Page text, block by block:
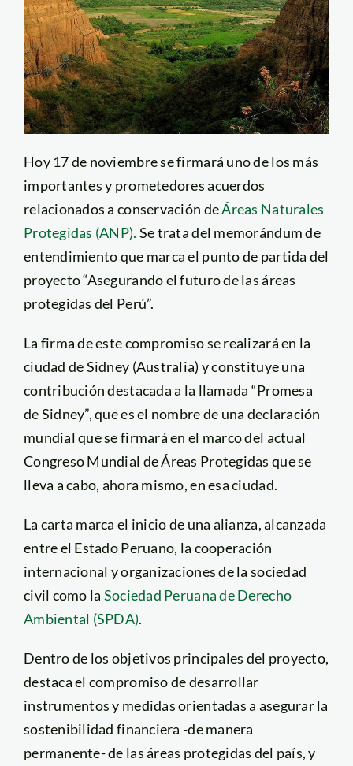
Hoy 17 de noviembre se firmará uno de los más
importantes y prometedores acuerdos
relacionados a conservación deÁreas Naturales
Protegidas (ANP). Se trata del memorándum de
entendimiento que marca el punto de partida del
proyecto “Asegurando el futuro de las áreas
protegidas del Perú”.
La firma de este compromiso se realizará en la
ciudad de Sidney (Australia) y constituye una
contribución destacada a la llamada “Promesa
de Sidney”, que es el nombre de una declaración
mundial que se firmará en el marco del actual
Congreso Mundial de Áreas Protegidas que se
lleva a cabo, ahora mismo, en esa ciudad.
La carta marca el inicio de una alianza, alcanzada
entre el Estado Peruano, la cooperación
internacional y organizaciones de la sociedad
civil como la Sociedad Peruana de Derecho
Ambiental (SPDA).
Dentro de los objetivos principales del proyecto,
destaca el compromiso de desarrollar
instrumentos y medidas orientadas a asegurar la
sostenibilidad financiera -de manera
permanente- de las áreas protegidas del país, y